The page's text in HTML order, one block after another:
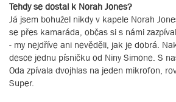
Tehdy se dostal k Norah Jones?
Já jsem bohužel nikdy v kapele Norah
se přes kamaráda, občas si s námi
- my nejdříve ani nevěděli, jak je dobrá.
desce jednu písničku od Niny Simone. S
Oda zpívala dvojhlas na jeden mikrofon,
Super.